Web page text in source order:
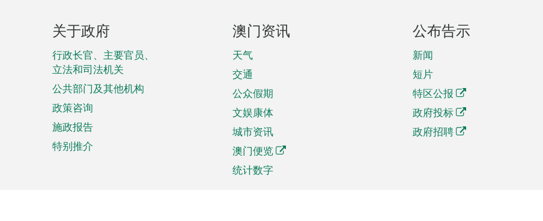
页
脚
菜
单
关于政府
行政长官、主要官员、
立法和司法机关
公共部门及其他机构
政策咨询
施政报告
特别推介
澳门资讯
天气
交通
公众假期
文娱康体
城市资讯
澳门便览
统计数字
公布告示
新闻
短片
特区公报
政府投标
政府招聘